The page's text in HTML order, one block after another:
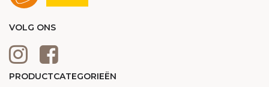
VOLG ONS
PRODUCTCATEGORIEËN